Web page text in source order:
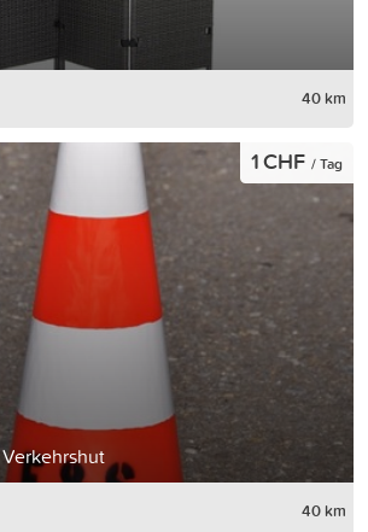
40 km
1 CHF / Tag
40 km